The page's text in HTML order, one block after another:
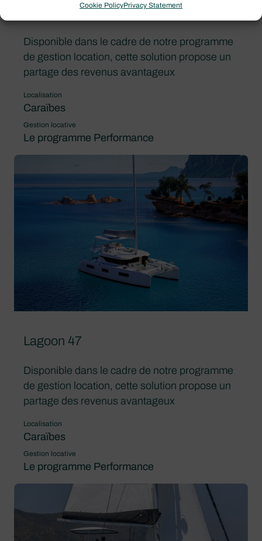
Cookie PolicyPrivacy Statement
Disponible dans le cadre de notre programme
de gestion location, cette solution propose un
partage des revenus avantageux
Localisation
Caraïbes
Gestion locative
Le programme Performance
Lagoon 47
Disponible dans le cadre de notre programme
de gestion location, cette solution propose un
partage des revenus avantageux
Localisation
Caraïbes
Gestion locative
Le programme Performance